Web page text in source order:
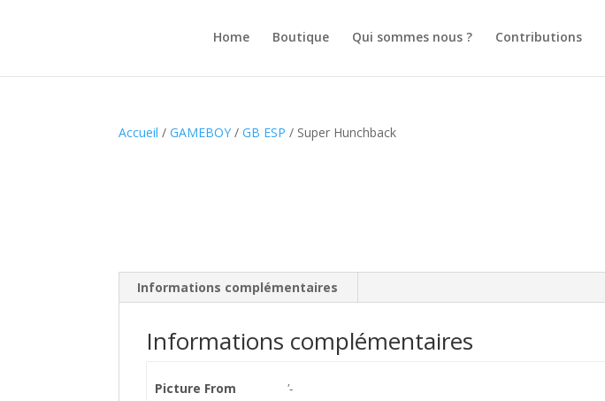
Home Boutique Qui sommes nous ? Contributions
Accueil /GAMEBOY /GB ESP / Super Hunchback
Informations complémentaires
Informations complémentaires
Picture From '-